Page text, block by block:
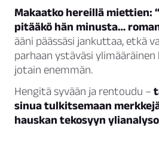
Makaatko hereillä miettien:
pitääkö hän minusta…
ääni päässäsi jankuttaa, etkä
parhaan ystäväsi
jotain enemmän.
Hengitä syvään ja rentoudu –
sinua tulkitsemaan
hauskan tekosyyn